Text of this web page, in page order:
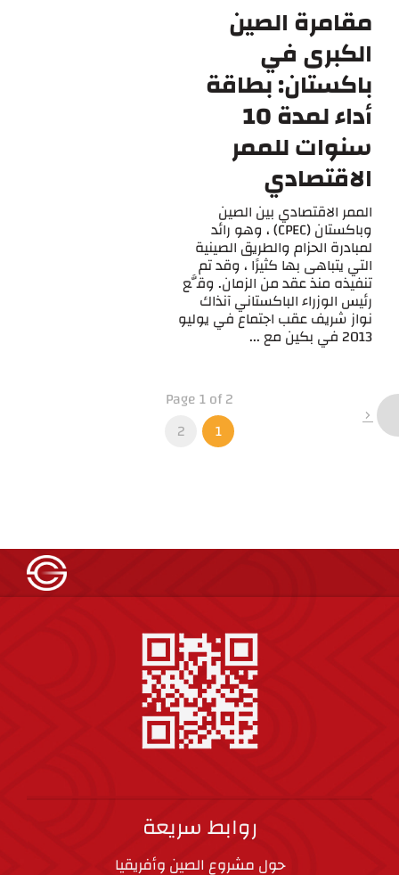
مقامرة الصين
الكبرى في
باكستان: بطاقة
أداء لمدة 10
سنوات للممر
الاقتصادي
الممر الاقتصادي بين الصين
وباكستان (CPEC) ، وهو رائد
لمبادرة الحزام والطريق الصينية
التي يتباهى بها كثيرًا ، وقد تم
تنفيذه منذ عقد من الزمان. وقَّع
رئيس الوزراء الباكستاني آنذاك
نواز شريف عقب اجتماع في يوليو
2013 في بكين مع ...
Page 1 of 2
1
2
روابط سريعة
حول مشروع الصين وأفريقيا